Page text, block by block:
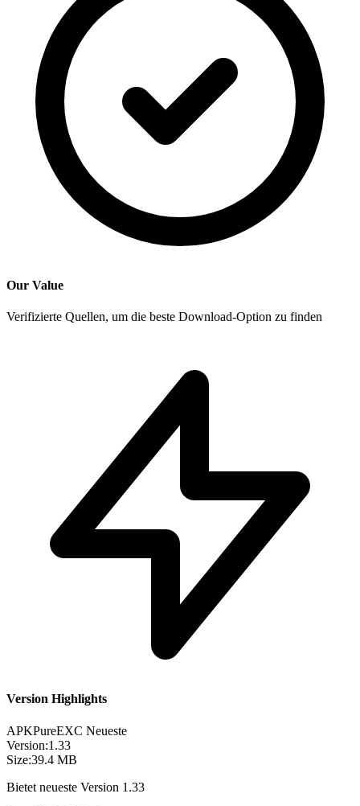
Our Value
Verifizierte Quellen, um die beste Download-Option zu finden
Version Highlights
APKPureEXC Neueste
Version:1.33
Size:39.4 MB
Bietet neueste Version 1.33